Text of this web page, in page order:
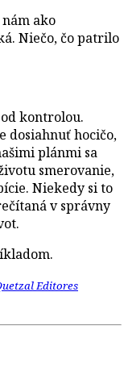
ako
Niečo, čo patrilo
kontrolou.
dosiahnuť hocičo,
plánmi sa
smerovanie,
Niekedy si to
v správny
Editores